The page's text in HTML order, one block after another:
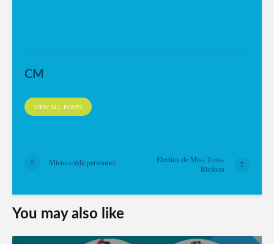
CM
VIEW ALL POSTS
Micro-crédit personnel
Élection de Miss Trois-
Rivières
You may also like